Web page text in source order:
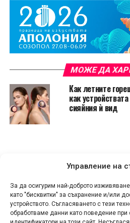
Управление на
За да осигурим най-доброто
като "бисквитки" за съхранение и/или
устройството. Съгласяването с тези
обработваме данни като поведение
МОЖЕ ДА
Как летните
как
сияйния ѝ вид